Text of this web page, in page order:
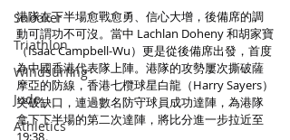
Snooker
Triathlon
Windsurfing
Judo
Athletics
港隊在下半場愈戰愈勇、信心大增，後備席的調
動可謂功不可沒。當中 Lachlan Doheny 和胡家寶
（Isaac Campbell-Wu）更是從後備席出發，首度
為中國香港代表隊上陣。港隊的攻勢屢次撕破薩
摩亞的防線，香港七欖球星白龍（Harry Sayers）
突破缺口，連過數名防守球員成功達陣，為港隊
拿下下半場的第二次達陣，將比分進一步拉近至
19:38。